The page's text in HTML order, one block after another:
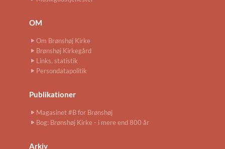
OM
Om Brønshøj Kirke
Brønshøj Kirkegård
Links, statistik
Persondatapolitik
Publikationer
Magasinet #B for Brønshøj
Bog: Brønshøj Kirke - i mere end 800 år
Arkiv